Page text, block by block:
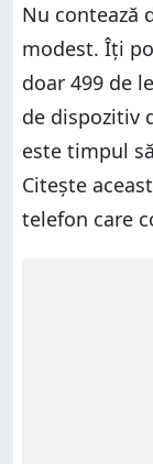
Nu contează
modest. Îți
doar 499 de
de dispozitiv
este timpul
Citește
telefon care